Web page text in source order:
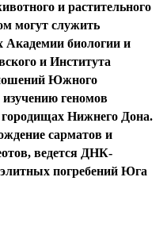
и растительного
могут служить
Академии биологии и
и Института
Южного
изучению геномов
городищах Нижнего Дона.
сарматов и
ведется ДНК-
погребений Юга